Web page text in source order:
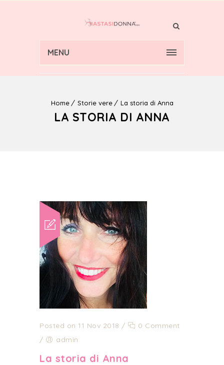
MENU
Home Storie vere La storia di Anna
LA STORIA DI ANNA
Posted on 11 Nov 2018 /
0 Comment
/
admin
La storia di Anna